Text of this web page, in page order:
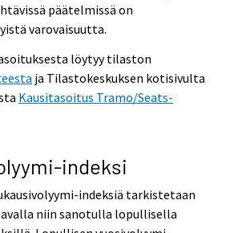
päätelmissä on
varovaisuutta.
löytyy tilaston
ja Tilastokeskuksen kotisivulta
Kausitasoitus Tramo/Seats-
indeksi
indeksiä tarkistetaan
niin sanotulla lopullisella